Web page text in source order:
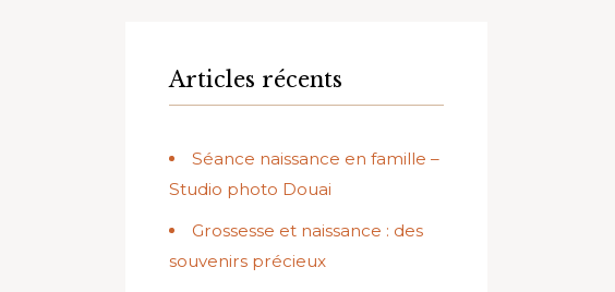
Articles récents
Séance naissance en famille –
Studio photo Douai
Grossesse et naissance : des
souvenirs précieux